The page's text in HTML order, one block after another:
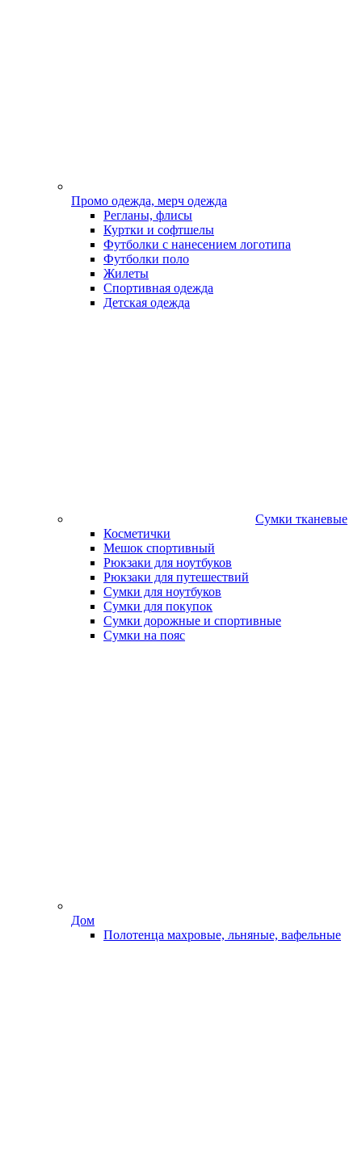
Промо одежда, мерч одежда
Регланы, флисы
Куртки и софтшелы
Футболки с нанесением логотипа
Футболки поло
Жилеты
Спортивная одежда
Детская одежда
Сумки тканевые
Косметички
Мешок спортивный
Рюкзаки для ноутбуков
Рюкзаки для путешествий
Сумки для ноутбуков
Сумки для покупок
Сумки дорожные и спортивные
Сумки на пояс
Дом
Полотенца махровые, льняные, вафельные